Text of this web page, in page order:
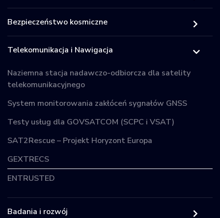
Bezpieczeństwo kosmiczne
Telekomunikacja i Nawigacja
Naziemna stacja nadawczo-odbiorcza dla satelity
telekomunikacyjnego
System monitorowania zakłóceń sygnałów GNSS
Testy usług dla GOVSATCOM (SCPC i VSAT)
SAT2Rescue – Projekt Horyzont Europa
GEXTRECS
ENTRUSTED
Badania i rozwój